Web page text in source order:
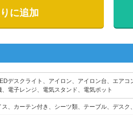
に追加
デスクライト、アイロン、アイロン台、エア
、電子レンジ、電気スタンド、電気ポット
ス、カーテン付き、シーツ類、テーブル、デスク